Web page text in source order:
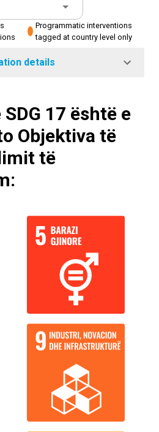
Programmatic interventions
tagged at country level only
details
17 është e
Objektiva të
të